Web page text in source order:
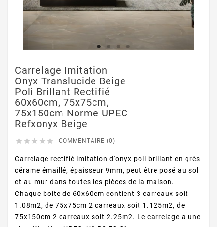
Carrelage Imitation
Onyx Translucide Beige
Poli Brillant Rectifié
60x60cm, 75x75cm,
75x150cm Norme UPEC
Refxonyx Beige
     COMMENTAIRE (0)
Carrelage rectifié imitation d'onyx poli brillant en grès
cérame émaillé, épaisseur 9mm, peut être posé au sol
et au mur dans toutes les pièces de la maison.
Chaque boite de 60x60cm contient 3 carreaux soit
1.08m2, de 75x75cm 2 carreaux soit 1.125m2, de
75x150cm 2 carreaux soit 2.25m2. Le carrelage a une